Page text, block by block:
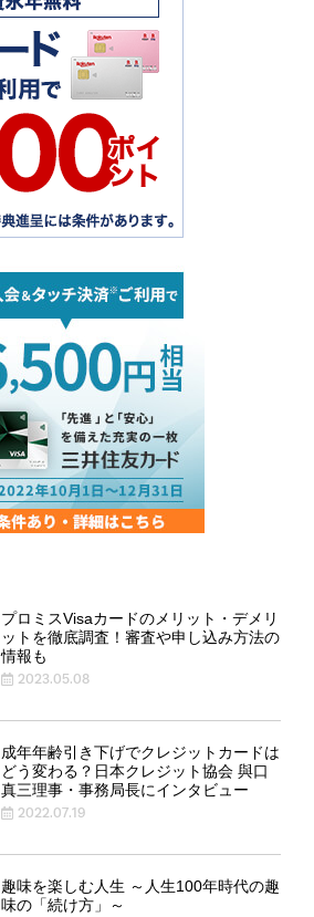
プロミスVisaカードのメリット・デメリ
ットを徹底調査！審査や申し込み方法の
情報も
2023.05.08
成年年齢引き下げでクレジットカードは
どう変わる？日本クレジット協会 與口
真三理事・事務局長にインタビュー
2022.07.19
趣味を楽しむ人生 ～人生100年時代の趣
味の「続け方」～